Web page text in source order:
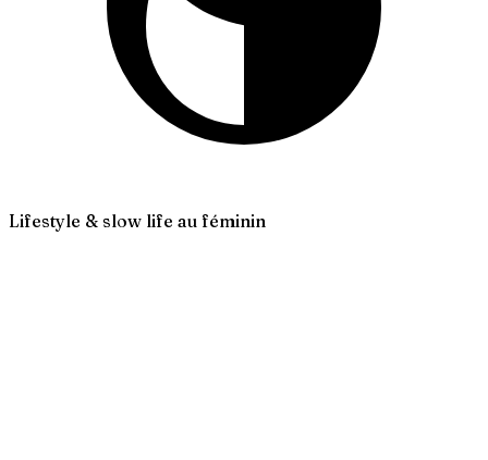
Lifestyle & slow life au féminin